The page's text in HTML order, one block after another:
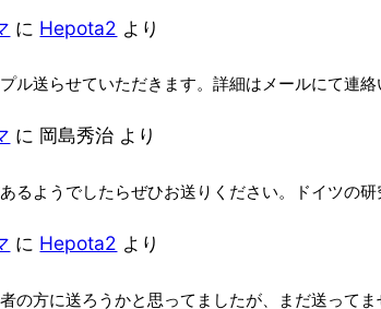
に Hepota2 より
ル送らせていただきます。詳細はメールにて連
に 岡島秀治 より
るようでしたらぜひお送りください。ドイツの
に Hepota2 より
の方に送ろうかと思ってましたが、まだ送って